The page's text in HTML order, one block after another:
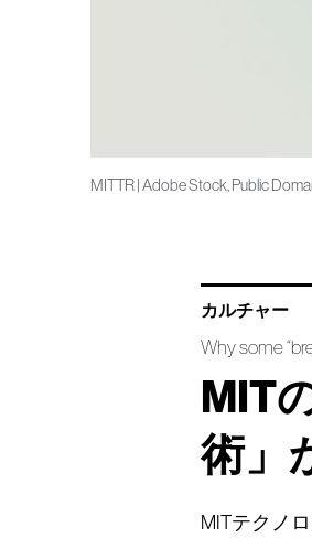
MITTR | Adobe Stock, Public
カルチャー
Why some
MIT
術」
MITテクノ